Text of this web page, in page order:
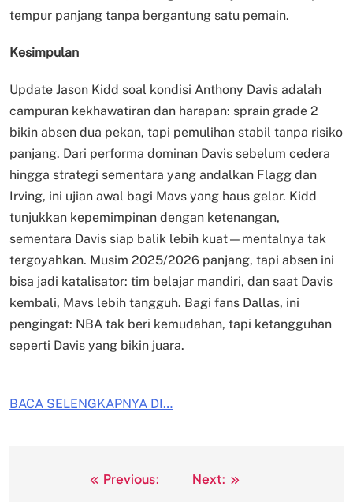
tempur panjang tanpa bergantung satu pemain.
Kesimpulan
Update Jason Kidd soal kondisi Anthony Davis adalah
campuran kekhawatiran dan harapan: sprain grade 2
bikin absen dua pekan, tapi pemulihan stabil tanpa risiko
panjang. Dari performa dominan Davis sebelum cedera
hingga strategi sementara yang andalkan Flagg dan
Irving, ini ujian awal bagi Mavs yang haus gelar. Kidd
tunjukkan kepemimpinan dengan ketenangan,
sementara Davis siap balik lebih kuat—mentalnya tak
tergoyahkan. Musim 2025/2026 panjang, tapi absen ini
bisa jadi katalisator: tim belajar mandiri, dan saat Davis
kembali, Mavs lebih tangguh. Bagi fans Dallas, ini
pengingat: NBA tak beri kemudahan, tapi ketangguhan
seperti Davis yang bikin juara.
BACA SELENGKAPNYA DI…
Previous:
Next: